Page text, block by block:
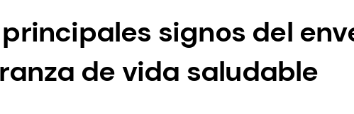
signos del
de vida saludable